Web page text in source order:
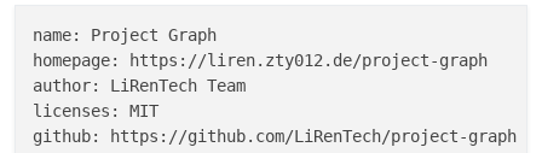
name: Project Graph
homepage: https://liren.zty012.de/project-graph
author: LiRenTech Team
licenses: MIT
github: https://github.com/LiRenTech/project-graph